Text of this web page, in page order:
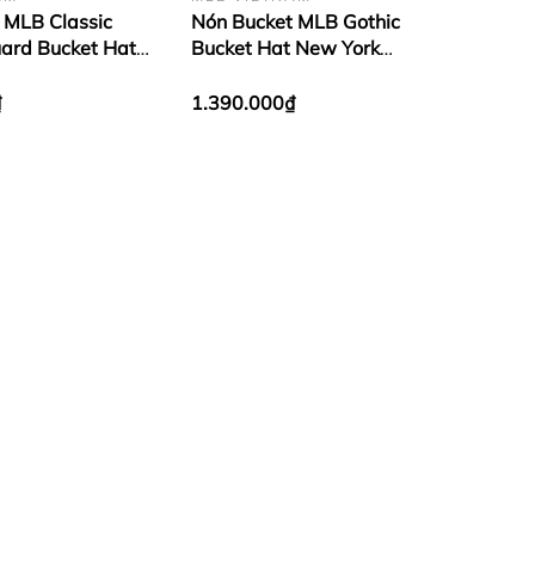
Classic
Bucket Hat
Nón Bucket MLB Gothic
Bucket Hat New York
Beige
1.390.000₫